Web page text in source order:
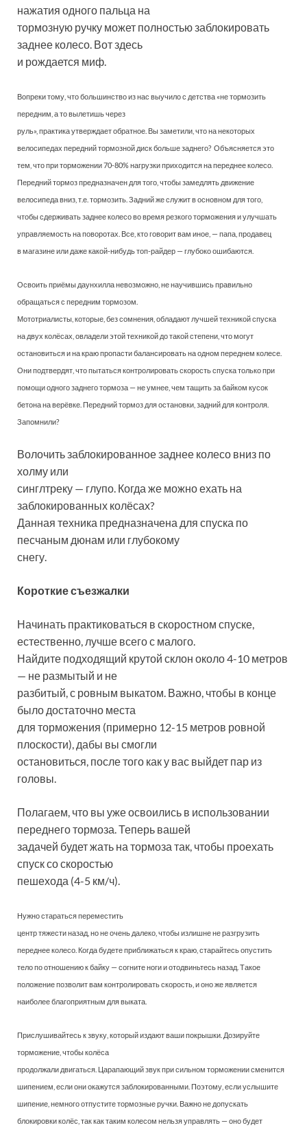
нажатия одного пальца на
тормозную ручку может полностью заблокировать
заднее колесо. Вот здесь
и рождается миф.
Вопреки тому, что большинство из нас выучило с детства «не тормозить
передним, а то вылетишь через
руль», практика утверждает обратное. Вы заметили, что на некоторых
велосипедах передний тормозной диск больше заднего? Объясняется это
тем, что при торможении 70-80% нагрузки приходится на переднее колесо.
Передний тормоз предназначен для того, чтобы замедлять движение
велосипеда вниз, т.е. тормозить. Задний же служит в основном для того,
чтобы сдерживать заднее колесо во время резкого торможения и улучшать
управляемость на поворотах. Все, кто говорит вам иное, — папа, продавец
в магазине или даже какой-нибудь топ-райдер — глубоко ошибаются.
Освоить приёмы даунхилла невозможно, не научившись правильно
обращаться с передним тормозом.
Мототриалисты, которые, без сомнения, обладают лучшей техникой спуска
на двух колёсах, овладели этой техникой до такой степени, что могут
остановиться и на краю пропасти балансировать на одном переднем колесе.
Они подтвердят, что пытаться контролировать скорость спуска только при
помощи одного заднего тормоза — не умнее, чем тащить за байком кусок
бетона на верёвке. Передний тормоз для остановки, задний для контроля.
Запомнили?
Волочить заблокированное заднее колесо вниз по
холму или
синглтреку — глупо. Когда же можно ехать на
заблокированных колёсах?
Данная техника предназначена для спуска по
песчаным дюнам или глубокому
снегу.
Короткие съезжалки
Начинать практиковаться в скоростном спуске,
естественно, лучше всего с малого.
Найдите подходящий крутой склон около 4-10 метров
— не размытый и не
разбитый, с ровным выкатом. Важно, чтобы в конце
было достаточно места
для торможения (примерно 12-15 метров ровной
плоскости), дабы вы смогли
остановиться, после того как у вас выйдет пар из
головы.
Полагаем, что вы уже освоились в использовании
переднего тормоза. Теперь вашей
задачей будет жать на тормоза так, чтобы проехать
спуск со скоростью
пешехода (4-5 км/ч).
Нужно стараться переместить
центр тяжести назад, но не очень далеко, чтобы излишне не разгрузить
переднее колесо. Когда будете приближаться к краю, старайтесь опустить
тело по отношению к байку — согните ноги и отодвиньтесь назад. Такое
положение позволит вам контролировать скорость, и оно же является
наиболее благоприятным для выката.
Прислушивайтесь к звуку, который издают ваши покрышки. Дозируйте
торможение, чтобы колёса
продолжали двигаться. Царапающий звук при сильном торможении сменится
шипением, если они окажутся заблокированными. Поэтому, если услышите
шипение, немного отпустите тормозные ручки. Важно не допускать
блокировки колёс, так как таким колесом нельзя управлять — оно будет